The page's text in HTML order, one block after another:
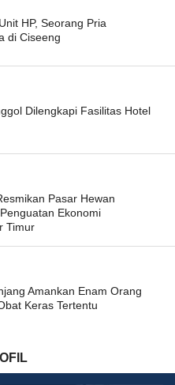
HP, Seorang Pria
di Ciseeng
Dilengkapi Fasilitas Hotel
Pasar Hewan
Ekonomi
Timur
Amankan Enam Orang
Keras Tertentu